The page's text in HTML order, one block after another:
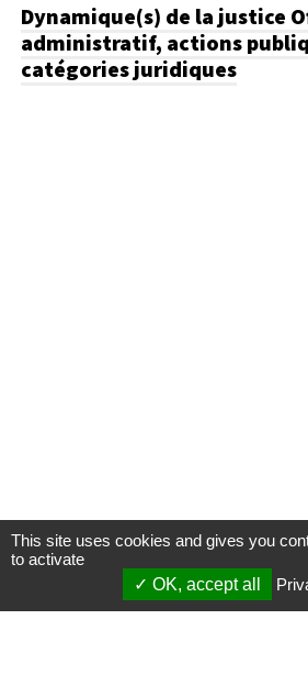
Dynamique(s) de la justice
administratif, actions
catégories juridiques
This site uses cookies and gives you
to activate
OK, accept all